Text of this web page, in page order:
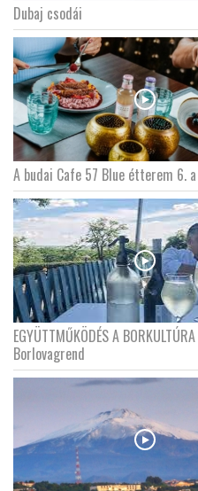
Dubaj csodái
A budai Cafe 57 Blue étterem 6.
EGYÜTTMŰKÖDÉS A
Borlovagrend